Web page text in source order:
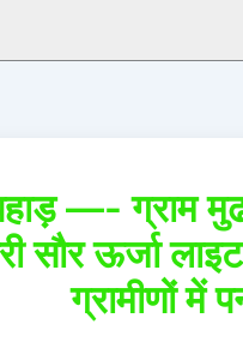
—- ग्राम
सौर ऊर्जा
ग्रामीणों में